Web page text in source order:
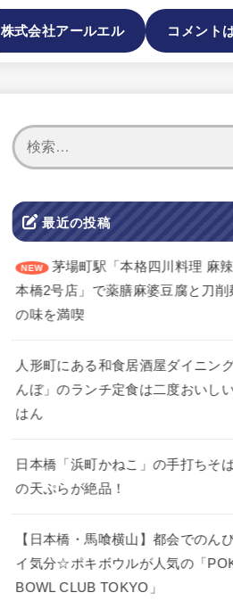
株式会社アールエル コメント
最近の投稿
茅場町駅「本格四川料理 麻
本橋2号店」で薬膳麻婆豆腐と刀削
の味を満喫
人形町にある和食居酒屋ダイニン
んぼ」のランチ定食は二度おいし
はん
日本橋「浜町かねこ」の手打ちそ
の天ぷらが絶品！
【日本橋・馬喰横山】都会でのん
イ気分☆ポキボウルが人気の「
BOWL CLUB TOKYO」